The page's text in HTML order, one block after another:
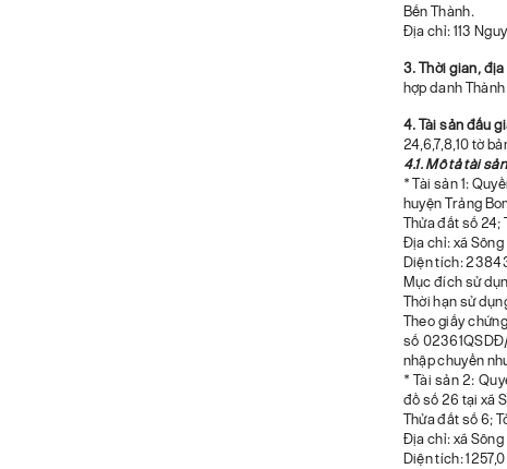
Bến Thành.
Địa chỉ: 113
3. Thời gian,
hợp danh
4. Tài sản đấu
24,6,7,8,10 tờ
4.1. Mô tả tài
* Tài sản 1:
huyện Trảng
Thửa đất số 24;
Địa chỉ: xã
Diện tích:
Mục đích sử
Thời hạn sử
Theo giấy
số
nhập chuyển
* Tài sản 2:
đồ số 26 tại xã
Thửa đất số 6;
Địa chỉ: xã
Diện tích: